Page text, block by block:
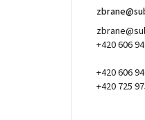
zbrane@
+420 606
+420 606
+420 725